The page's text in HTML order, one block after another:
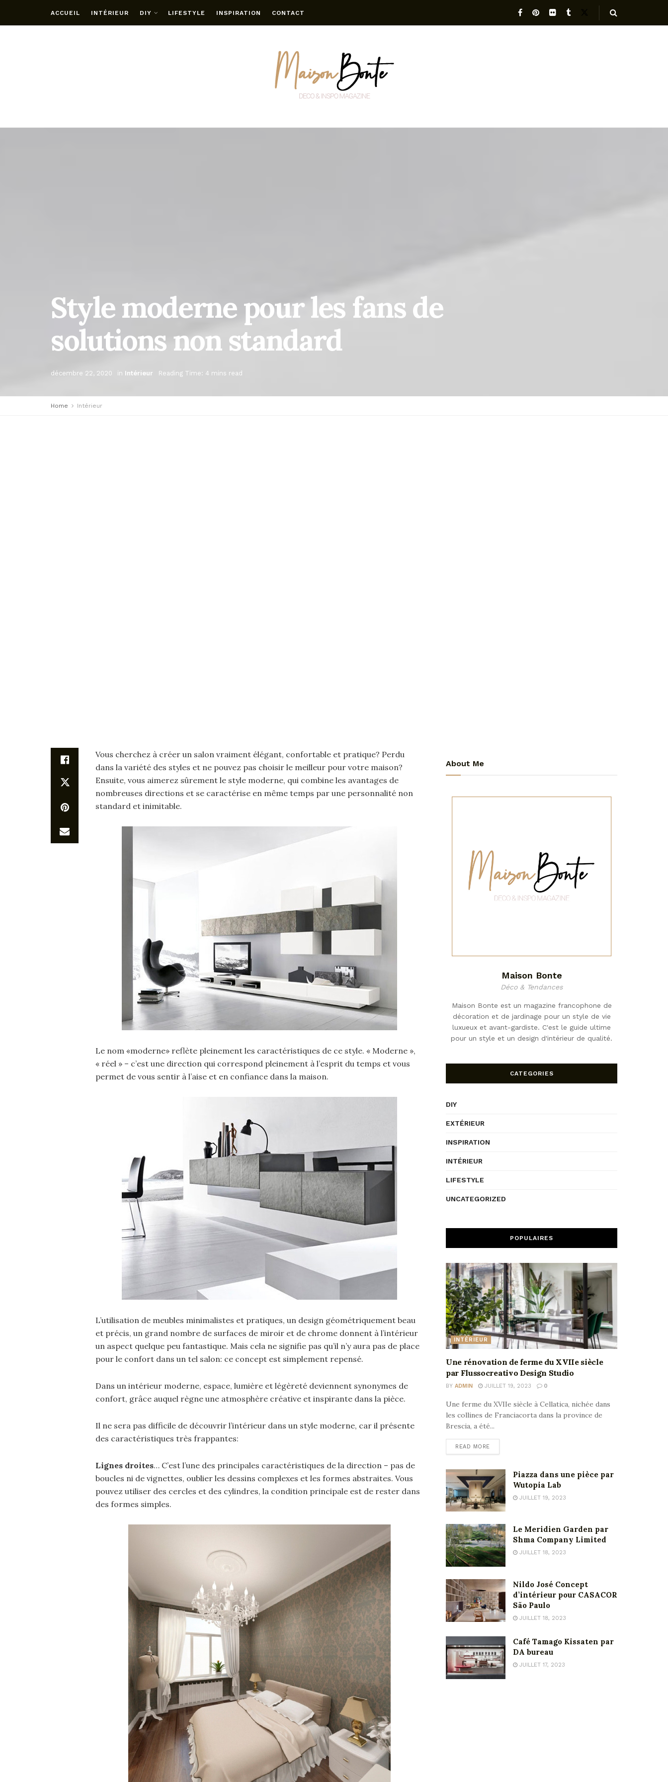
ACCUEIL INTÉRIEUR DIY LIFESTYLE INSPIRATION CONTACT
Style moderne pour les fans de
solutions non standard
décembre 22, 2020 in Intérieur Reading Time: 4 mins read
Home Intérieur
Vous cherchez à créer un salon vraiment élégant, confortable et pratique? Perdu
dans la variété des styles et ne pouvez pas choisir le meilleur pour votre maison?
Ensuite, vous aimerez sûrement le style moderne, qui combine les avantages de
nombreuses directions et se caractérise en même temps par une personnalité non
standard et inimitable.
Le nom «moderne» reflète pleinement les caractéristiques de ce style. « Moderne »,
« réel » – c’est une direction qui correspond pleinement à l’esprit du temps et vous
permet de vous sentir à l’aise et en confiance dans la maison.
L’utilisation de meubles minimalistes et pratiques, un design géométriquement beau
et précis, un grand nombre de surfaces de miroir et de chrome donnent à l’intérieur
un aspect quelque peu fantastique. Mais cela ne signifie pas qu’il n’y aura pas de place
pour le confort dans un tel salon: ce concept est simplement repensé.
Dans un intérieur moderne, espace, lumière et légèreté deviennent synonymes de
confort, grâce auquel règne une atmosphère créative et inspirante dans la pièce.
Il ne sera pas difficile de découvrir l’intérieur dans un style moderne, car il présente
des caractéristiques très frappantes:
Lignes droites… C’est l’une des principales caractéristiques de la direction – pas de
boucles ni de vignettes, oublier les dessins complexes et les formes abstraites. Vous
pouvez utiliser des cercles et des cylindres, la condition principale est de rester dans
des formes simples.
About Me
Maison Bonte
Déco & Tendances
Maison Bonte est un magazine francophone de
décoration et de jardinage pour un style de vie
luxueux et avant-gardiste. C'est le guide ultime
pour un style et un design d'intérieur de qualité.
CATEGORIES
DIY
EXTÉRIEUR
INSPIRATION
INTÉRIEUR
LIFESTYLE
UNCATEGORIZED
POPULAIRES
INTÉRIEUR
Une rénovation de ferme du XVIIe siècle
par Flussocreativo Design Studio
BY ADMIN JUILLET 19, 2023 0
Une ferme du XVIIe siècle à Cellatica, nichée dans
les collines de Franciacorta dans la province de
Brescia, a été...
READ MORE
Piazza dans une pièce par
Wutopia Lab
JUILLET 19, 2023
Le Meridien Garden par
Shma Company Limited
JUILLET 18, 2023
Nildo José Concept
d’intérieur pour CASACOR
São Paulo
JUILLET 18, 2023
Café Tamago Kissaten par
DA bureau
JUILLET 17, 2023